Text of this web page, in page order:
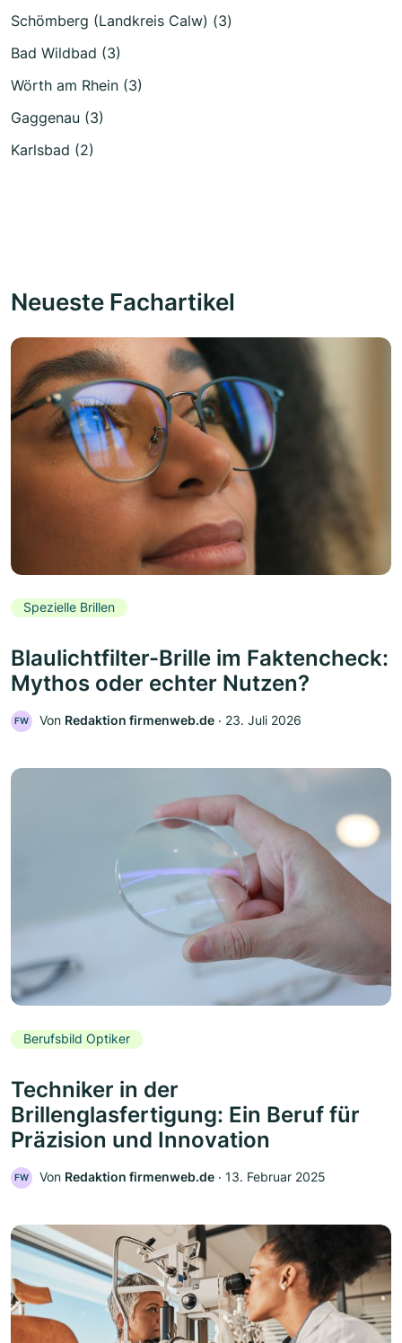
Schömberg (Landkreis Calw) (3)
Bad Wildbad (3)
Wörth am Rhein (3)
Gaggenau (3)
Karlsbad (2)
Neueste Fachartikel
Spezielle Brillen
Blaulichtfilter-Brille im Faktencheck:
Mythos oder echter Nutzen?
FW Von Redaktion firmenweb.de ‧ 23. Juli 2026
Berufsbild Optiker
Techniker in der
Brillenglasfertigung: Ein Beruf für
Präzision und Innovation
FW Von Redaktion firmenweb.de ‧ 13. Februar 2025